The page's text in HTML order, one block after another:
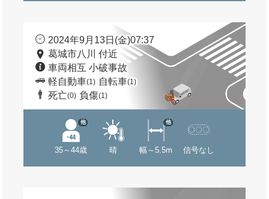
2024年9月13日(金)07:37
葛城市八川 付近
車両相互 小破事故
軽自動車(1) 自転車(1)
死亡(0) 負傷(1)
35～44歳
他
晴 幅～5.5m
他
信号なし